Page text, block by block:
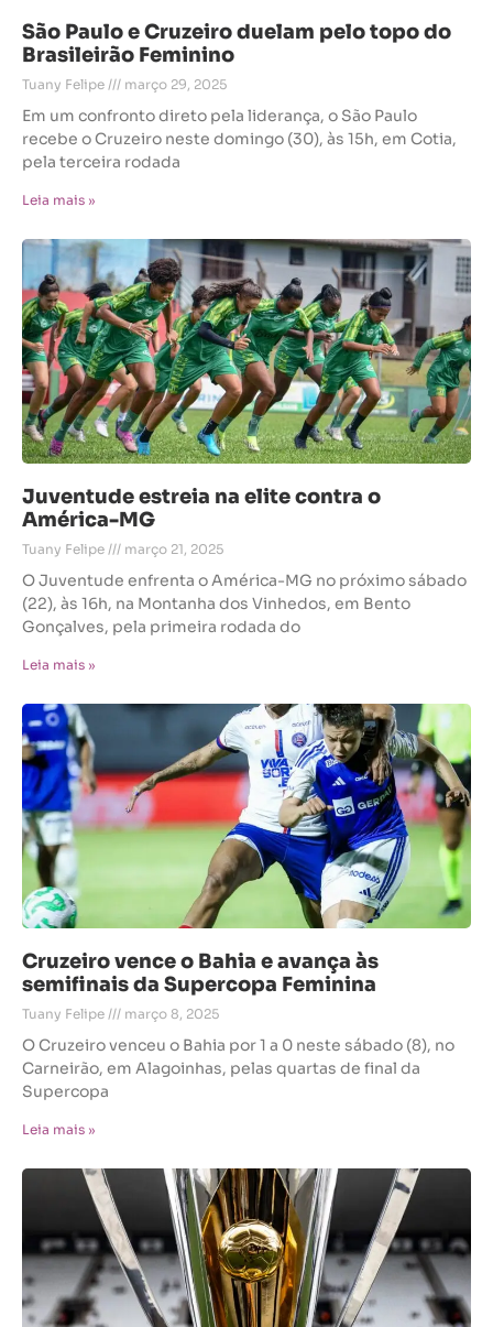
São Paulo e Cruzeiro duelam pelo topo do
Brasileirão Feminino
Tuany Felipe março 29, 2025
Em um confronto direto pela liderança, o São Paulo
recebe o Cruzeiro neste domingo (30), às 15h, em Cotia,
pela terceira rodada
Leia mais »
Juventude estreia na elite contra o
América-MG
Tuany Felipe março 21, 2025
O Juventude enfrenta o América-MG no próximo sábado
(22), às 16h, na Montanha dos Vinhedos, em Bento
Gonçalves, pela primeira rodada do
Leia mais »
Cruzeiro vence o Bahia e avança às
semifinais da Supercopa Feminina
Tuany Felipe março 8, 2025
O Cruzeiro venceu o Bahia por 1 a 0 neste sábado (8), no
Carneirão, em Alagoinhas, pelas quartas de final da
Supercopa
Leia mais »